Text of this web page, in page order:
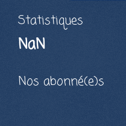
Statistiques
NaN
Nos abonné(e)s